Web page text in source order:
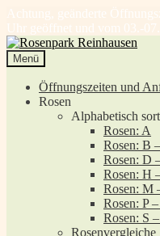
Achtung, geänderte
Uhr geöffnet und vom 03.-
Zur
Navigation
springen
Zum
Inhalt
springen
Menü
Öffnungszeiten und
Rosen
Alphabetisch
Rosen: A
Rosen: B
Rosen: D
Rosen: H
Rosen: M
Rosen: P
Rosen: S
Rosenvergleiche